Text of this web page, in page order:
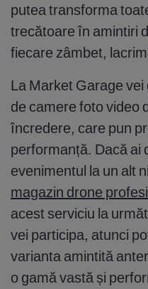
putea transforma
trecătoare în amintiri
fiecare zâmbet,
La Market Garage
de camere foto video
încredere, care pun
performanță. Dacă ai
evenimentul la un alt
magazin drone
acest serviciu la
vei participa, atunci
varianta amintită
o gamă vastă și